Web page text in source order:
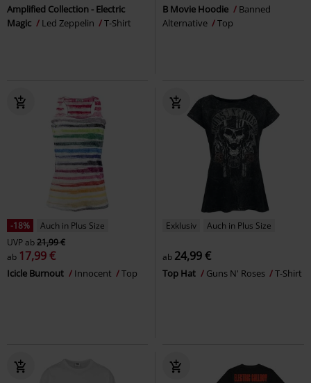
Amplified Collection - Electric
Magic
Led Zeppelin T-Shirt
B Movie Hoodie
Banned
Alternative
Top
-18%
Auch in Plus Size
UVPab21,99 €
ab 17,99 €
Icicle Burnout Innocent Top
Exklusiv Auch in Plus Size
ab 24,99 €
Top Hat Guns N' Roses T-Shirt